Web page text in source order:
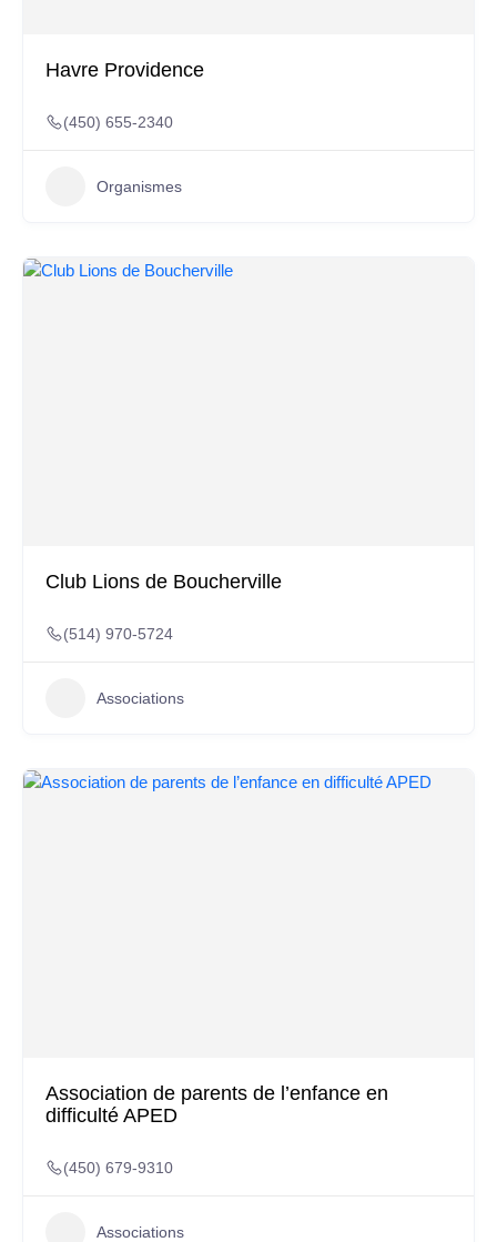
Havre Providence
(450) 655-2340
Organismes
Club Lions de Boucherville
(514) 970-5724
Associations
Association de parents de l’enfance en
difficulté APED
(450) 679-9310
Associations